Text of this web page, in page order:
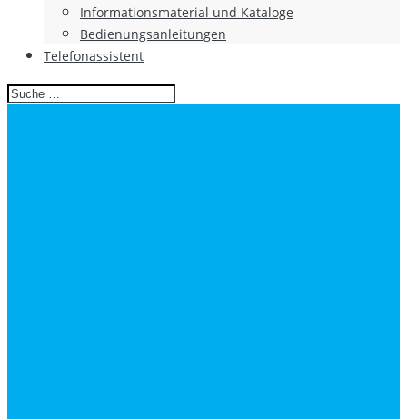
Informationsmaterial und Kataloge
Bedienungsanleitungen
Telefonassistent
Search